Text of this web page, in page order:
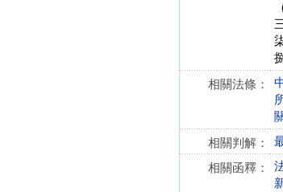
相關法條：
相關判解：
相關函釋：